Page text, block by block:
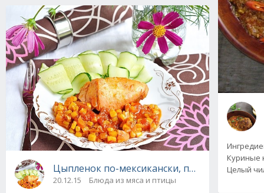
Цыпленок по-мексикански, пошаговый
20.12.15 Блюда из мяса и птицы
Куриные
Целый